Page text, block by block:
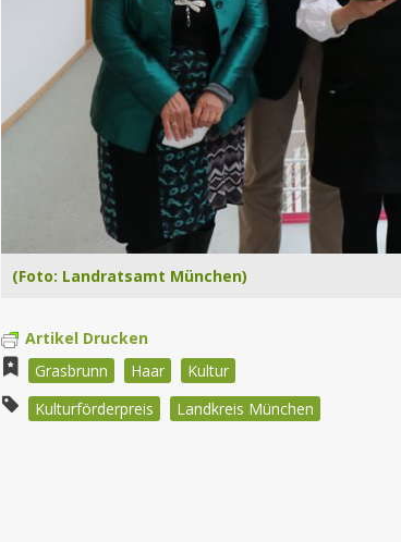
(Foto: Landratsamt München)
Artikel Drucken
Grasbrunn
Haar
Kultur
Kulturförderpreis
Landkreis München